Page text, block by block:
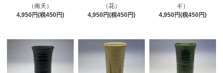
（南天）
4,950円(税450円)
（花）
4,950円(税450円)
ギ）
4,950円(税450円)